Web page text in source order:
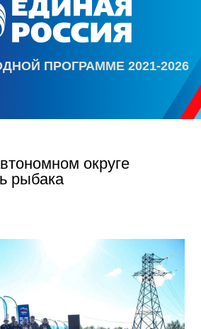
ПРОГРАММЕ 2021-2026
округе
рыбака